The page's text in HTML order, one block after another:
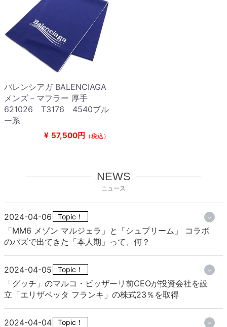
バレンシアガ BALENCIAGA
メンズ－マフラー 厚手
621026 T3176 4540ブル
ー系
¥ 57,500円 （税込）
NEWS
ニュース
2024-04-06 Topic！
「MM6 メゾン マルジェラ」と「シュプリーム」 コラボ
のバズで出てきた「本人期」って、何？
2024-04-05 Topic！
「グッチ」のマルコ・ビッザーリ前CEOが投資会社を設
立「エリザベッタ フランキ」の株式23％を取得
2024-04-04 Topic！